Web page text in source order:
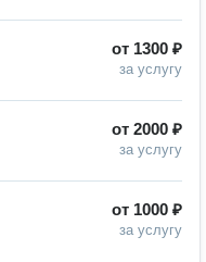
от 1300 ₽
за услугу
от 2000 ₽
за услугу
от 1000 ₽
за услугу